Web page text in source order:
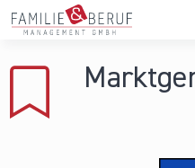
Direkt zum Inhalt
Gemeinden